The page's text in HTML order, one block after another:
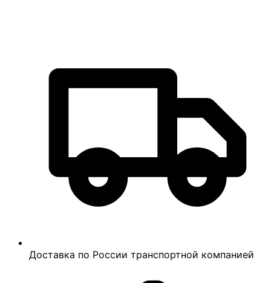
Доставка по России транспортной компанией